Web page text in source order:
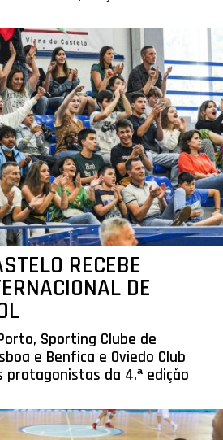
RECEBE
DE
Sporting Clube de
e Benfica e Oviedo Club
protagonistas da 4.ª edição